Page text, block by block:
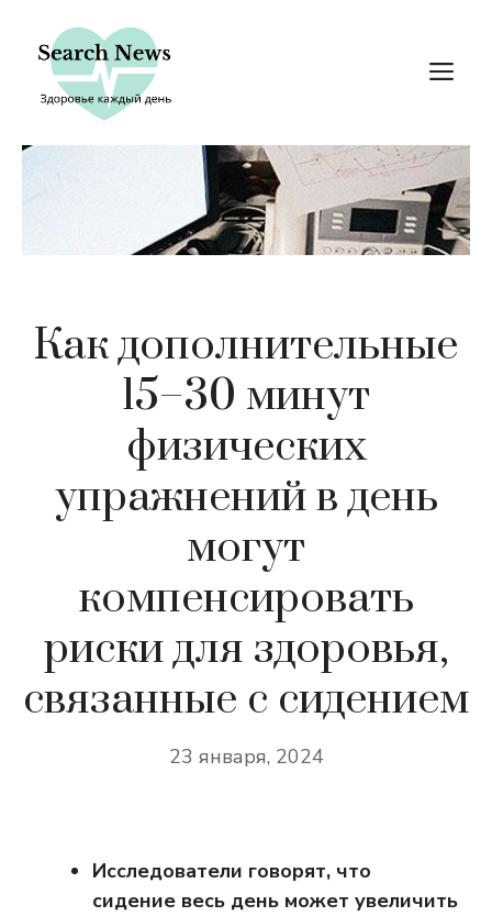
содержимому
Как дополнительные
15–30 минут
физических
упражнений в день
могут
компенсировать
риски для здоровья,
связанные с сидением
23 января, 2024
Исследователи говорят, что
сидение весь день может увеличить